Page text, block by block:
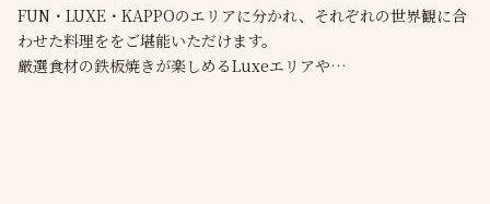
FUN・LUXE・KAPPOのエリアに分かれ、それぞれの世界観に合
わせた料理ををご堪能いただけます。
厳選食材の鉄板焼きが楽しめるLuxeエリアや